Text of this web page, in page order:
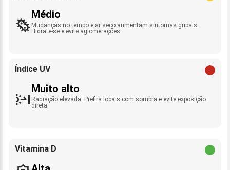
Médio
Mudanças no tempo e ar seco aumentam sintomas gripais.
Hidrate-se e evite aglomerações.
Índice UV
Muito alto
Radiação elevada. Prefira locais com sombra e evite exposição
direta.
Vitamina D